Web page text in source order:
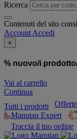
Ricerca
Contenuti del sito
Account Accedi
×
% nuovo/i
Vai al carrello
Continua
Tutti i prodotti
Offerte
Manutan Expert
Traccia il tuo ordine